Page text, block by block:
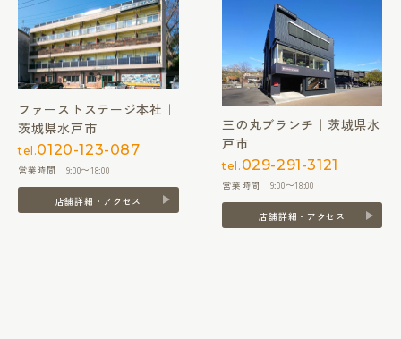
ファーストステージ本社｜
茨城県水戸市
tel.0120-123-087
営業時間 9:00〜18:00
店舗詳細・アクセス
三の丸ブランチ｜茨城県水
戸市
tel. 029-291-3121
営業時間 9:00〜18:00
店舗詳細・アクセス